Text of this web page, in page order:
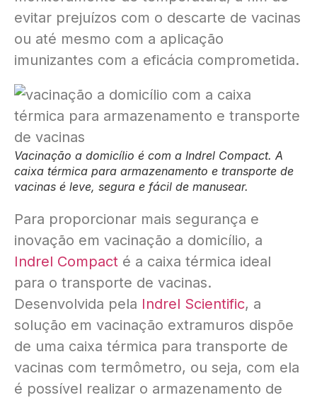
evitar prejuízos com o descarte de vacinas
ou até mesmo com a aplicação
imunizantes com a eficácia comprometida.
Vacinação a domicílio é com a Indrel Compact. A
caixa térmica para armazenamento e transporte de
vacinas é leve, segura e fácil de manusear.
Para proporcionar mais segurança e
inovação em vacinação a domicílio, a
Indrel Compact é a caixa térmica ideal
para o transporte de vacinas.
Desenvolvida pela Indrel Scientific, a
solução em vacinação extramuros dispõe
de uma caixa térmica para transporte de
vacinas com termômetro, ou seja, com ela
é possível realizar o armazenamento de